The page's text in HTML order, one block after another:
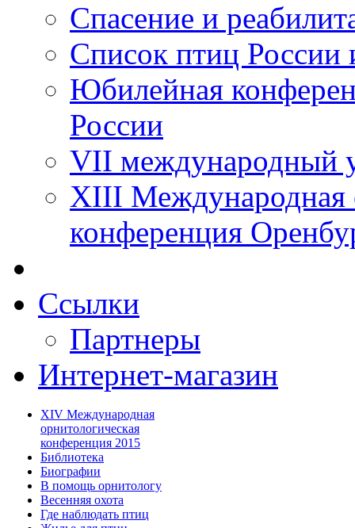
Спасение и
Список птиц России
Юбилейная
России
VII международный
XIII Международная
конференция
Ссылки
Партнеры
Интернет-магазин
XIV Международная
орнитологическая
конференция 2015
Библиотека
Биографии
В помощь орнитологу
Весенняя охота
Где наблюдать птиц